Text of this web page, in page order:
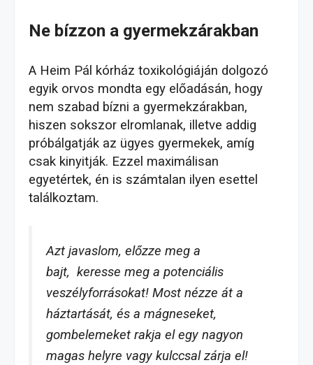
Ne bízzon a gyermekzárakban
A Heim Pál kórház toxikológiáján dolgozó
egyik orvos mondta egy előadásán, hogy
nem szabad bízni a gyermekzárakban,
hiszen sokszor elromlanak, illetve addig
próbálgatják az ügyes gyermekek, amíg
csak kinyitják. Ezzel maximálisan
egyetértek, én is számtalan ilyen esettel
találkoztam.
Azt javaslom, előzze meg a
bajt, keresse meg a potenciális
veszélyforrásokat! Most nézze át a
háztartását, és a mágneseket,
gombelemeket rakja el egy nagyon
magas helyre vagy kulccsal zárja el!